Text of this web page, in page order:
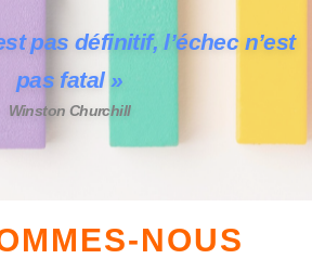
pas définitif, l’échec n’est
pas fatal »
Winston Churchill
NOUS